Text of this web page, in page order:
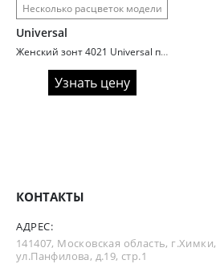
Несколько расцветок модели
Universal
Женский зонт 4021 Universal полный автомат с кошками
Узнать цену
КОНТАКТЫ
АДРЕС:
141407, Московская область, г.Химки,
ул.Панфилова, д.19, стр.1